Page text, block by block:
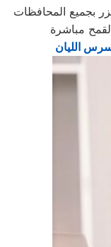
بجميع المحافظات
الليان